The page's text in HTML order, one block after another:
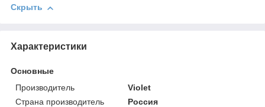
Скрыть
Характеристики
Основные
Производитель
Violet
Страна производитель
Россия